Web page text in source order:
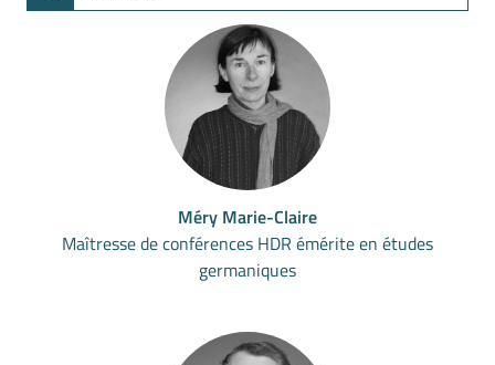
Méry Marie-Claire
Maîtresse de conférences HDR émérite en études
germaniques